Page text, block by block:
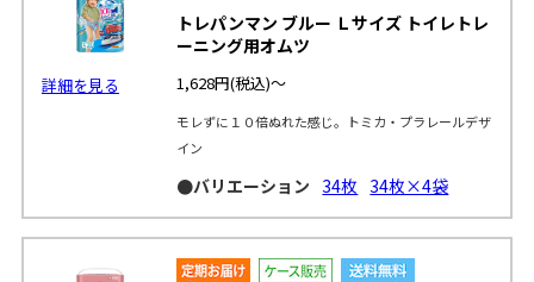
詳細を見る
トレパンマン ブルー Ｌサイズ トイレトレ
ーニング用オムツ
1,628円(税込)～
モレずに１０倍ぬれた感じ。トミカ・プラレールデザ
イン
●バリエーション 34枚 34枚×4袋